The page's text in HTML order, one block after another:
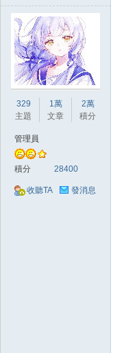
329
主題
1萬
文章
2萬
積分
管理員
積分 28400
收聽TA 發消息